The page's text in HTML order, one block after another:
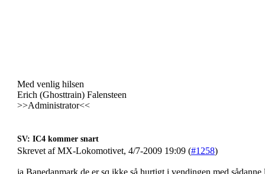
Med venlig hilsen
Erich (Ghosttrain) Falensteen
>>Administrator<<
SV: IC4 kommer snart
Skrevet af MX-Lokomotivet, 4/7-2009 19:09 (#1258)
ja Banedanmark de er sq ikke så hurtigt i vendingen med